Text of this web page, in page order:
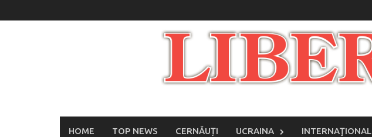
to
HOME TOP NEWS CERNĂUȚI UCRAINA INTERNAŢIONAL